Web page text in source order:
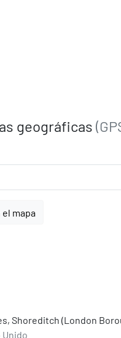
geográficas
mapa
Shoreditch (London